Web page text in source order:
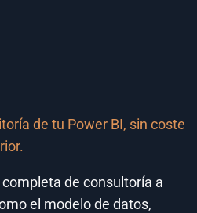
de tu Power BI, sin coste
de consultoría a
el modelo de datos,